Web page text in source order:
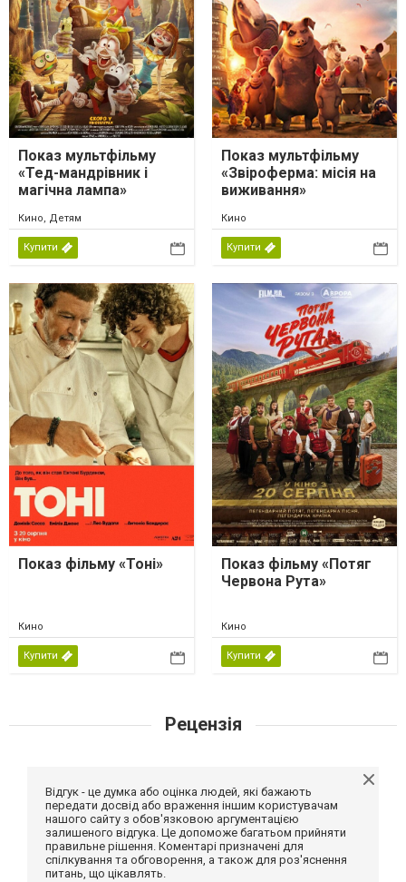
Показ мультфільму
«Тед-мандрівник і
магічна лампа»
Кино, Детям
Купити
Показ мультфільму
«Звіроферма: місія на
виживання»
Кино
Купити
Показ фільму «Тоні»
Кино
Купити
Показ фільму «Потяг
Червона Рута»
Кино
Купити
Рецензія
Відгук - це думка або оцінка людей, які бажають
передати досвід або враження іншим користувачам
нашого сайту з обов'язковою аргументацією
залишеного відгука. Це допоможе багатьом прийняти
правильне рішення. Коментарі призначені для
спілкування та обговорення, а також для роз'яснення
питань, що цікавлять.